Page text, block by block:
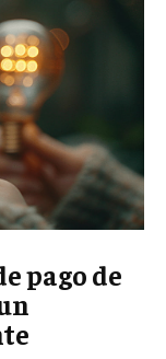
pago de